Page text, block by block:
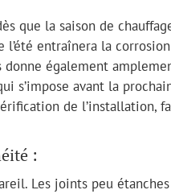
que la saison de
l’été entraînera la
donne également
s’impose avant la
de l’installation,
:
Les joints peu étanches